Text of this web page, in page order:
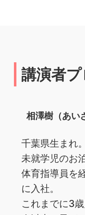
講演者
相澤樹（あい
千葉県生まれ。
未就学児のお
体育指導員を
に入社。
これまでに3